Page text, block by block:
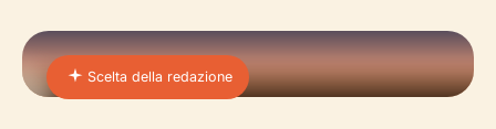
Scelta della redazione